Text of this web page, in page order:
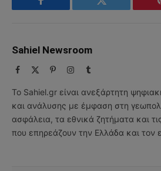
Facebook Twitter
Sahiel Newsroom
Facebook PinterestInstagram
Tumblr
Το Sahiel.gr είναι ανεξάρτητη
και ανάλυσης με έμφαση στη
ασφάλεια, τα εθνικά ζητήματα και
που επηρεάζουν την Ελλάδα και τον